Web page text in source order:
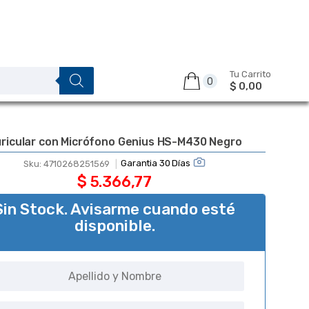
0
Tu Carrito
$ 0,00
con Micrófono Genius HS-M430 Negro
Sku: 4710268251569 Garantia 30 Días
$ 5.366,77
Stock. Avisarme cuando esté
disponible.